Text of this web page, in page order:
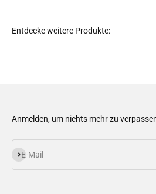
Anmelden, um nichts mehr zu
E-Mail
Abonnieren